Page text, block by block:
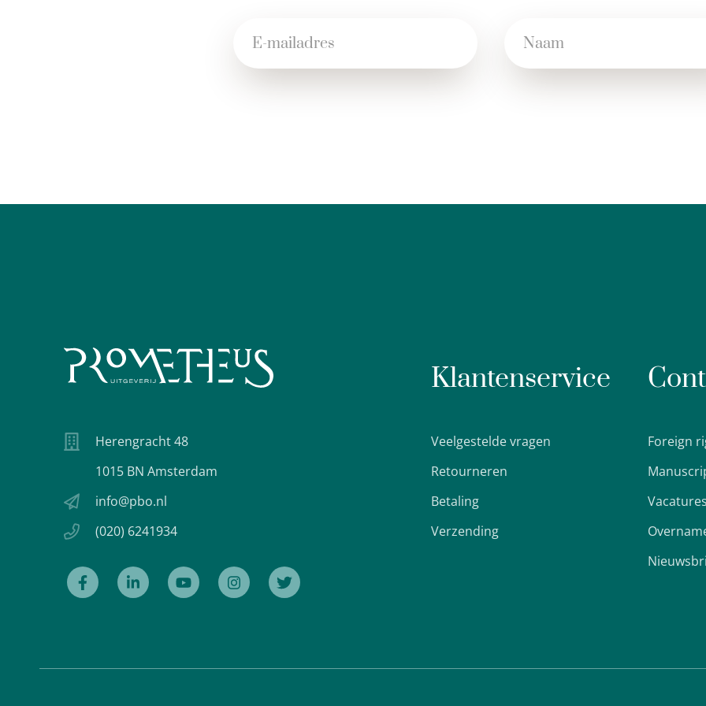
Herengracht 48
1015 BN Amsterdam
info@pbo.nl
(020) 6241934
Klantenservice
Veelgestelde vragen
Retourneren
Betaling
Verzending
Foreign